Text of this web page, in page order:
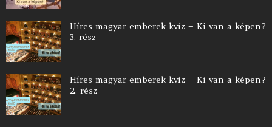
Híres magyar emberek kvíz – Ki van a képen?
3. rész
Híres magyar emberek kvíz – Ki van a képen?
2. rész